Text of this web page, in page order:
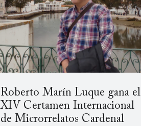
Roberto Marín Luque gana el
XIV Certamen Internacional
de Microrrelatos Cardenal